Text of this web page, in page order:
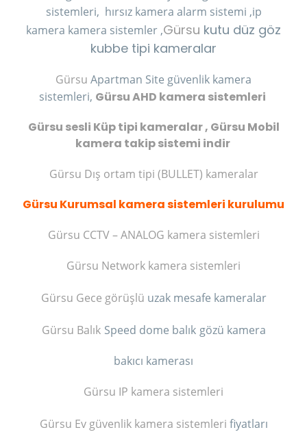
sistemleri, hırsız kamera alarm sistemi ,ip
kamera kamera sistemler ,Gürsu kutu düz göz
kubbe tipi kameralar
Gürsu Apartman Site güvenlik kamera
sistemleri, Gürsu AHD kamera sistemleri
Gürsu sesli Küp tipi kameralar , Gürsu Mobil
kamera takip sistemi indir
Gürsu Dış ortam tipi (BULLET) kameralar
Gürsu Kurumsal kamera sistemleri kurulumu
Gürsu CCTV – ANALOG kamera sistemleri
Gürsu Network kamera sistemleri
Gürsu Gece görüşlü uzak mesafe kameralar
Gürsu Balık Speed dome balık gözü kamera
bakıcı kamerası
Gürsu IP kamera sistemleri
Gürsu Ev güvenlik kamera sistemleri fiyatları